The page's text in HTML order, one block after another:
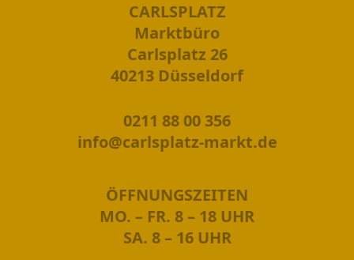
CARLSPLATZ
Marktbüro
Carlsplatz 26
40213 Düsseldorf
0211 88 00 356
info@carlsplatz-markt.de
ÖFFNUNGSZEITEN
MO. – FR. 8 – 18 UHR
SA. 8 – 16 UHR